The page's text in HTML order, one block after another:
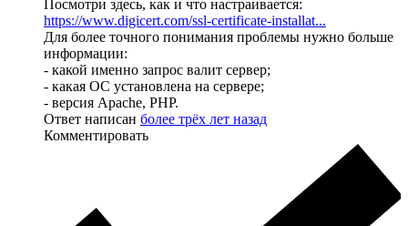
Посмотри здесь, как и что настраивается:
https://www.digicert.com/ssl-certificate-installat...
Для более точного понимания проблемы нужно больше
информации:
- какой именно запрос валит сервер;
- какая ОС установлена на сервере;
- версия Apache, PHP.
Ответ написан более трёх лет назад
Комментировать